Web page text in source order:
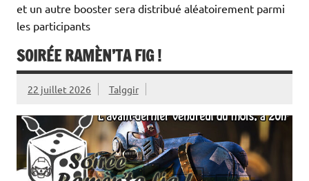
et un autre booster sera distribué aléatoirement parmi
les participants
SOIRÉE RAMÈN’TA FIG !
22 juillet 2026 Talggir